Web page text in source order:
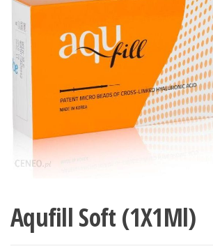
Aqufill Soft (1X1Ml)